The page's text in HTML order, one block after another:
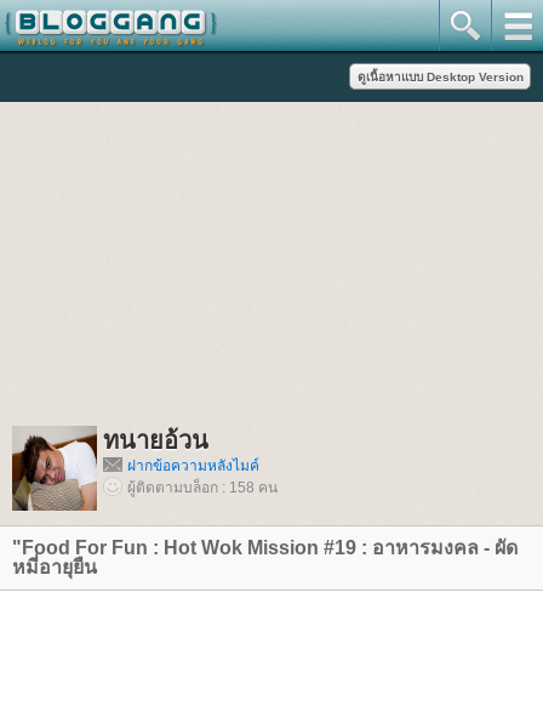
ทนายอ้วน
ฝากข้อความหลังไมค์
ผู้ติดตามบล็อก : 158 คน
"Food For Fun : Hot Wok Mission #19 : อาหารมงคล - ผัด
หมี่อายุยืน